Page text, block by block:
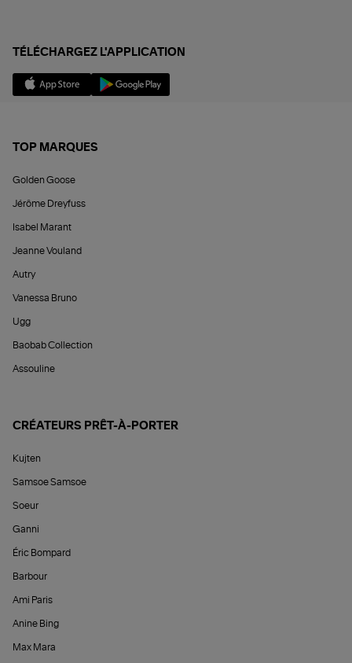
TÉLÉCHARGEZ L'APPLICATION
TOP MARQUES
Golden Goose
Jérôme Dreyfuss
Isabel Marant
Jeanne Vouland
Autry
Vanessa Bruno
Ugg
Baobab Collection
Assouline
CRÉATEURS PRÊT-À-PORTER
Kujten
Samsoe Samsoe
Soeur
Ganni
Éric Bompard
Barbour
Ami Paris
Anine Bing
Max Mara